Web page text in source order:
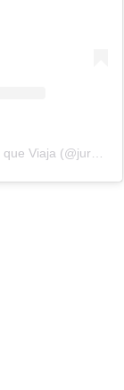
A post shared by Advogada que Viaja (@juremacintra)